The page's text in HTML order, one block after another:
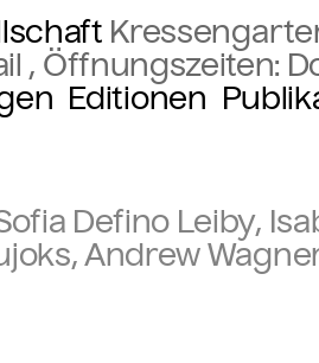
, Öffnungszeiten:
Editionen
Defino Leiby,
Andrew